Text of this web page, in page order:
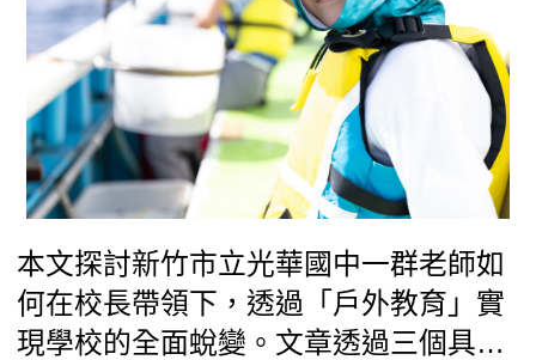
本文探討新竹市立光華國中一群老師如
何在校長帶領下，透過「戶外教育」實
現學校的全面蛻變。文章透過三個具體